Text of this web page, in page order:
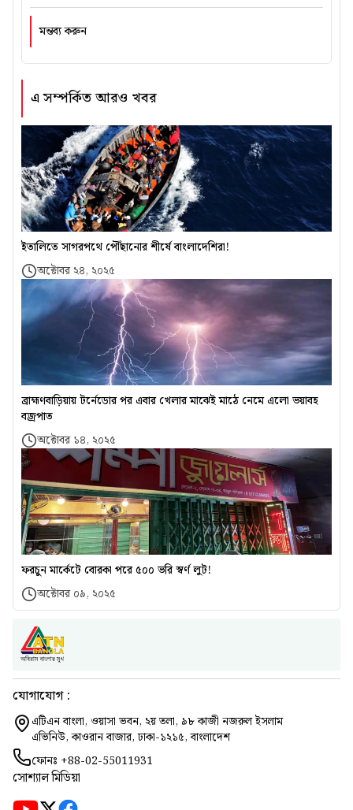
এ সম্পর্কিত আরও খবর
ইতালিতে সাগরপথে পৌঁছানোর শীর্ষে বাংলাদেশিরা!
অক্টোবর ২৪, ২০২৫
ব্রাহ্মণবাড়িয়ায় টর্নেডোর পর এবার খেলার মাঝেই মাঠে নেমে এলো ভয়াবহ
বজ্রপাত
অক্টোবর ১৪, ২০২৫
ফরচুন মার্কেটে বোরকা পরে ৫০০ ভরি স্বর্ণ লুট!
অক্টোবর ০৯, ২০২৫
মন্তব্য করুন
যোগাযোগ :
এটিএন বাংলা, ওয়াসা ভবন, ২য় তলা, ৯৮ কাজী নজরুল ইসলাম
এভিনিউ, কাওরান বাজার, ঢাকা-১২১৫, বাংলাদেশ
ফোনঃ +88-02-55011931
সোশ্যাল মিডিয়া